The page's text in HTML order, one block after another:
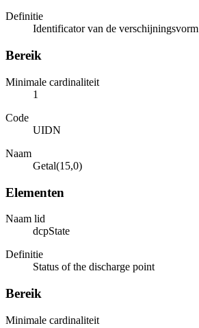
Definitie
Identificator van de verschijningsvorm
Bereik
Minimale cardinaliteit
1
Code
UIDN
Naam
Getal(15,0)
Elementen
Naam lid
dcpState
Definitie
Status of the discharge point
Bereik
Minimale cardinaliteit